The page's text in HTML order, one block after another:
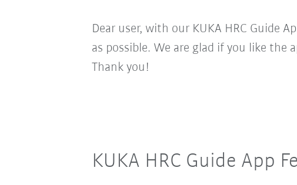
Dear user, with our KUKA HRC Guide
as possible. We are glad if you like
Thank you!
KUKA HRC Guide App